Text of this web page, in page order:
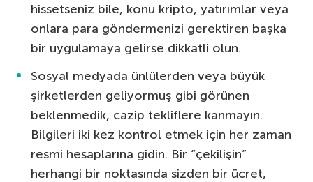
hissetseniz bile, konu kripto, yatırımlar veya
onlara para göndermenizi gerektiren başka
bir uygulamaya gelirse dikkatli olun.
Sosyal medyada ünlülerden veya büyük
şirketlerden geliyormuş gibi görünen
beklenmedik, cazip tekliflere kanmayın.
Bilgileri iki kez kontrol etmek için her zaman
resmi hesaplarına gidin. Bir “çekilişin”
herhangi bir noktasında sizden bir ücret,